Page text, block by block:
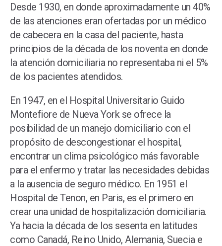
Desde 1930, en donde aproximadamente un 40%
de las atenciones eran ofertadas por un médico
de cabecera en la casa del paciente, hasta
principios de la década de los noventa en donde
la atención domiciliaria no representaba ni el 5%
de los pacientes atendidos.
En 1947, en el Hospital Universitario Guido
Montefiore de Nueva York se ofrece la
posibilidad de un manejo domiciliario con el
propósito de descongestionar el hospital,
encontrar un clima psicológico más favorable
para el enfermo y tratar las necesidades debidas
a la ausencia de seguro médico. En 1951 el
Hospital de Tenon, en Paris, es el primero en
crear una unidad de hospitalización domiciliaria.
Ya hacia la década de los sesenta en latitudes
como Canadá, Reino Unido, Alemania, Suecia e